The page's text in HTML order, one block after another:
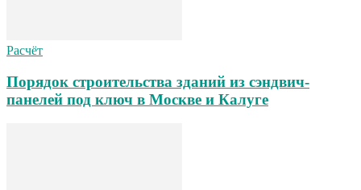
Расчёт
Порядок строительства зданий из сэндвич-
панелей под ключ в Москве и Калуге